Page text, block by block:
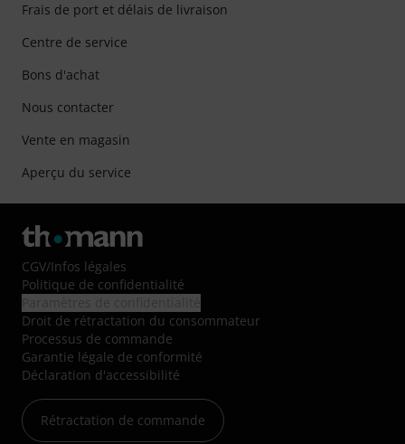
Frais de port et délais de livraison
Centre de service
Bons d'achat
Nous contacter
Vente en magasin
Aperçu du service
CGV/Infos légales
Politique de confidentialité
Droit de rétractation du consommateur
Processus de commande
Garantie légale de conformité
Déclaration d'accessibilité
Rétractation de commande